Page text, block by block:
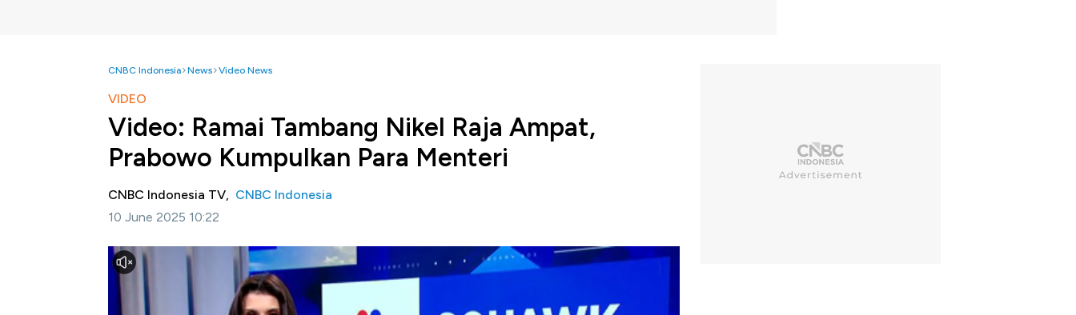
CNBC Indonesia News Video News
VIDEO
Video: Ramai Tambang Nikel Raja Ampat,
Prabowo Kumpulkan Para Menteri
CNBC Indonesia TV, CNBC Indonesia
10 June 2025 10:22
Jakarta, CNBC Indonesia -Presiden Prabowo Subianto mengumpulkan para menterinya di tengah
isu penambangan nikel di Raja Ampat, Papua Barat Daya yang merusak lingkungan.
Selengkapnya dalam program Squawk Box CNBC Indonesia (Selasa, 10/06/2025) berikut ini.